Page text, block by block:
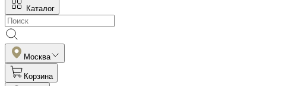
Каталог
Москва
Корзина